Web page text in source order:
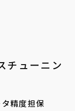
チューニン
精度担保